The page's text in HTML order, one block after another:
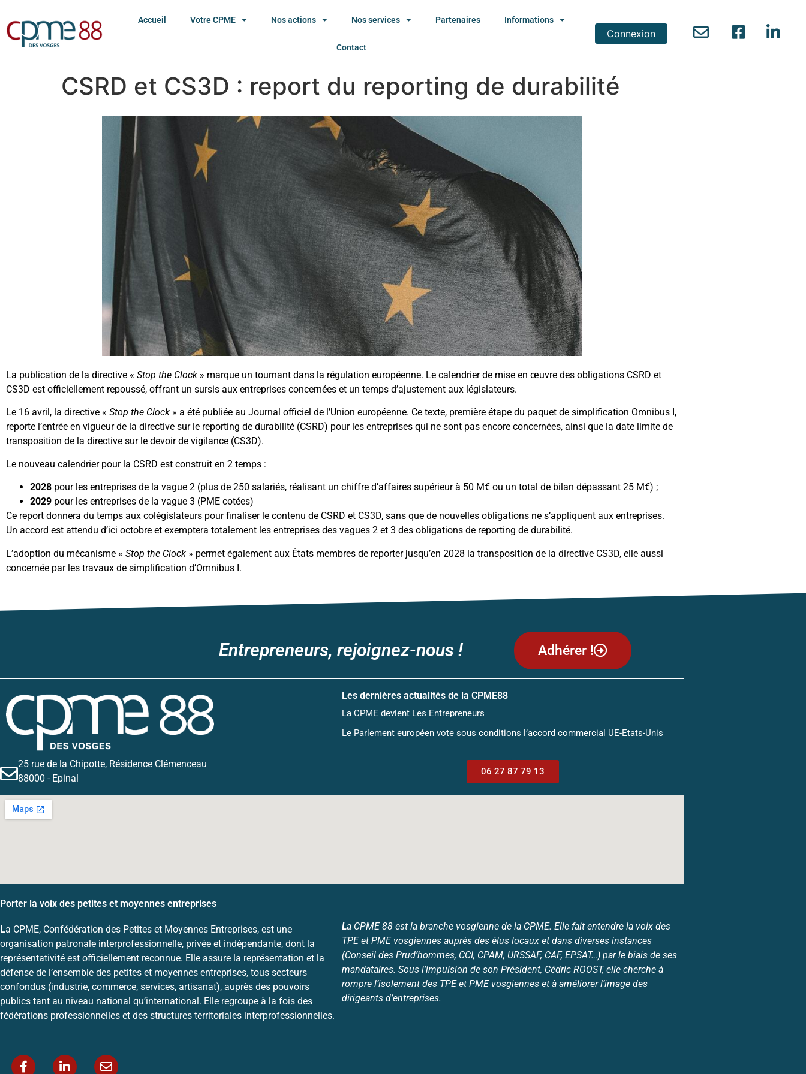
Accueil Votre CPME Nos actions Nos services Partenaires Informations
Contact
Connexion
CSRD et CS3D : report du reporting de durabilité
La publication de la directive « Stop the Clock » marque un tournant dans la régulation européenne. Le calendrier de mise en œuvre des obligations CSRD et
CS3D est officiellement repoussé, offrant un sursis aux entreprises concernées et un temps d’ajustement aux législateurs.
Le 16 avril, la directive « Stop the Clock » a été publiée au Journal officiel de l’Union européenne. Ce texte, première étape du paquet de simplification Omnibus I,
reporte l’entrée en vigueur de la directive sur le reporting de durabilité (CSRD) pour les entreprises qui ne sont pas encore concernées, ainsi que la date limite de
transposition de la directive sur le devoir de vigilance (CS3D).
Le nouveau calendrier pour la CSRD est construit en 2 temps :
2028 pour les entreprises de la vague 2 (plus de 250 salariés, réalisant un chiffre d’affaires supérieur à 50 M€ ou un total de bilan dépassant 25 M€) ;
2029 pour les entreprises de la vague 3 (PME cotées)
Ce report donnera du temps aux colégislateurs pour finaliser le contenu de CSRD et CS3D, sans que de nouvelles obligations ne s’appliquent aux entreprises.
Un accord est attendu d’ici octobre et exemptera totalement les entreprises des vagues 2 et 3 des obligations de reporting de durabilité.
L’adoption du mécanisme « Stop the Clock » permet également aux États membres de reporter jusqu’en 2028 la transposition de la directive CS3D, elle aussi
concernée par les travaux de simplification d’Omnibus I.
Entrepreneurs, rejoignez-nous ! Adhérer !
Les dernières actualités de la CPME88
La CPME devient Les Entrepreneurs
Le Parlement européen vote sous conditions l’accord commercial UE-Etats-Unis
25 rue de la Chipotte, Résidence Clémenceau
88000 - Epinal
06 27 87 79 13
Porter la voix des petites et moyennes entreprises
La CPME, Confédération des Petites et Moyennes Entreprises, est une
organisation patronale interprofessionnelle, privée et indépendante, dont la
représentativité est officiellement reconnue. Elle assure la représentation et la
défense de l’ensemble des petites et moyennes entreprises, tous secteurs
confondus (industrie, commerce, services, artisanat), auprès des pouvoirs
publics tant au niveau national qu’international. Elle regroupe à la fois des
fédérations professionnelles et des structures territoriales interprofessionnelles.
La CPME 88 est la branche vosgienne de la CPME. Elle fait entendre la voix des
TPE et PME vosgiennes auprès des élus locaux et dans diverses instances
(Conseil des Prud’hommes, CCI, CPAM, URSSAF, CAF, EPSAT…) par le biais de ses
mandataires. Sous l’impulsion de son Président, Cédric ROOST, elle cherche à
rompre l’isolement des TPE et PME vosgiennes et à améliorer l’image des
dirigeants d’entreprises.